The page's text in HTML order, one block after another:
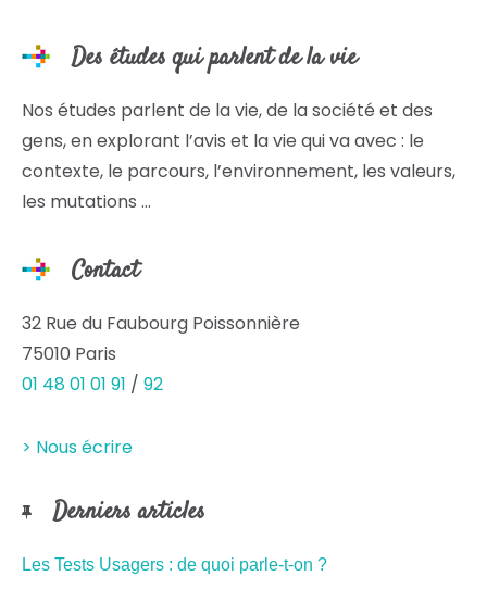
Des études qui parlent de la vie
Nos études parlent de la vie, de la société et des
gens, en explorant l’avis et la vie qui va avec : le
contexte, le parcours, l’environnement, les valeurs,
les mutations …
Contact
32 Rue du Faubourg Poissonnière
75010 Paris
01 48 01 01 91 / 92
> Nous écrire
Derniers articles
Les Tests Usagers : de quoi parle-t-on ?